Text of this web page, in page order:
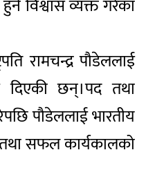
विश्वास व्यक्त गरेका
रामचन्द्र पौडेललाई
दिएकी छन्।पद तथा
पौडेललाई भारतीय
तथा सफल कार्यकालको